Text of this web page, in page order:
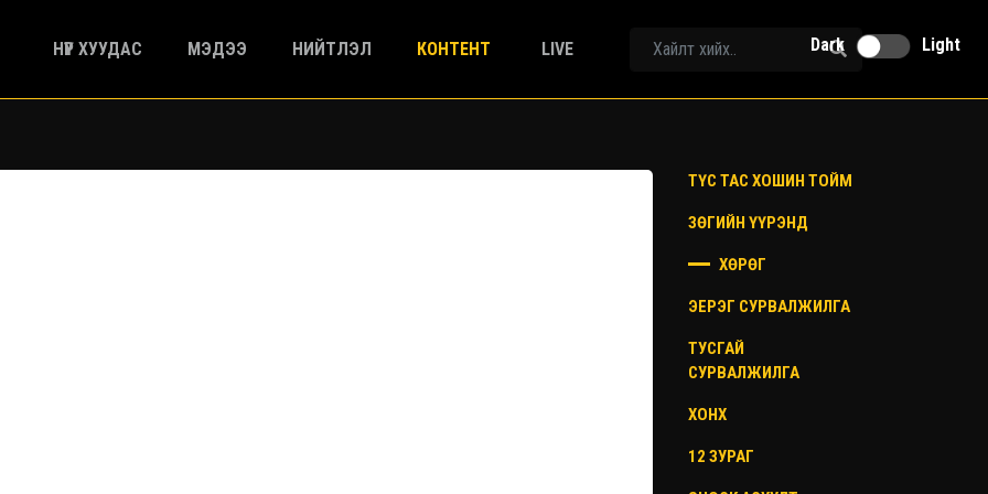
НҮҮР ХУУДАС МЭДЭЭ НИЙТЛЭЛ КОНТЕНТ LIVE Dark Light
ТҮС ТАС ХОШИН ТОЙМ
ЗӨГИЙН ҮҮРЭНД
ХӨРӨГ
ЭЕРЭГ СУРВАЛЖИЛГА
ТУСГАЙ
СУРВАЛЖИЛГА
ХОНХ
12 ЗУРАГ